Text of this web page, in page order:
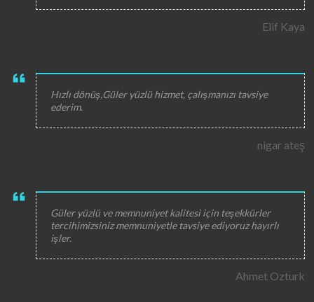
Elif Kaya
Hızlı dönüş,Güler yüzlü hizmet, çalışmanızı tavsiye
ederim.
nigar ateş
Güler yüzlü ve memnuniyet kalitesi için teşekkürler
tercihimizsiniz memnuniyetle tavsiye ediyoruz hayırlı
işler.
Ahmet Ozturk